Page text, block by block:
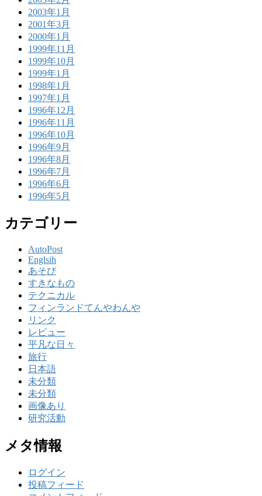
2003年1月
2001年3月
2000年1月
1999年11月
1999年10月
1999年1月
1998年1月
1997年1月
1996年12月
1996年11月
1996年10月
1996年9月
1996年8月
1996年7月
1996年6月
1996年5月
カテゴリー
AutoPost
Englsih
あそび
すきなもの
テクニカル
フィンランドてんやわんや
リンク
レビュー
平凡な日々
旅行
日本語
未分類
未分類
画像あり
研究活動
メタ情報
ログイン
投稿フィード